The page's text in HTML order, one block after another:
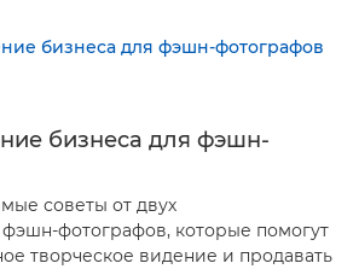
бизнеса для фэшн-
советы от двух
фотографов, которые помогут
творческое видение и продавать